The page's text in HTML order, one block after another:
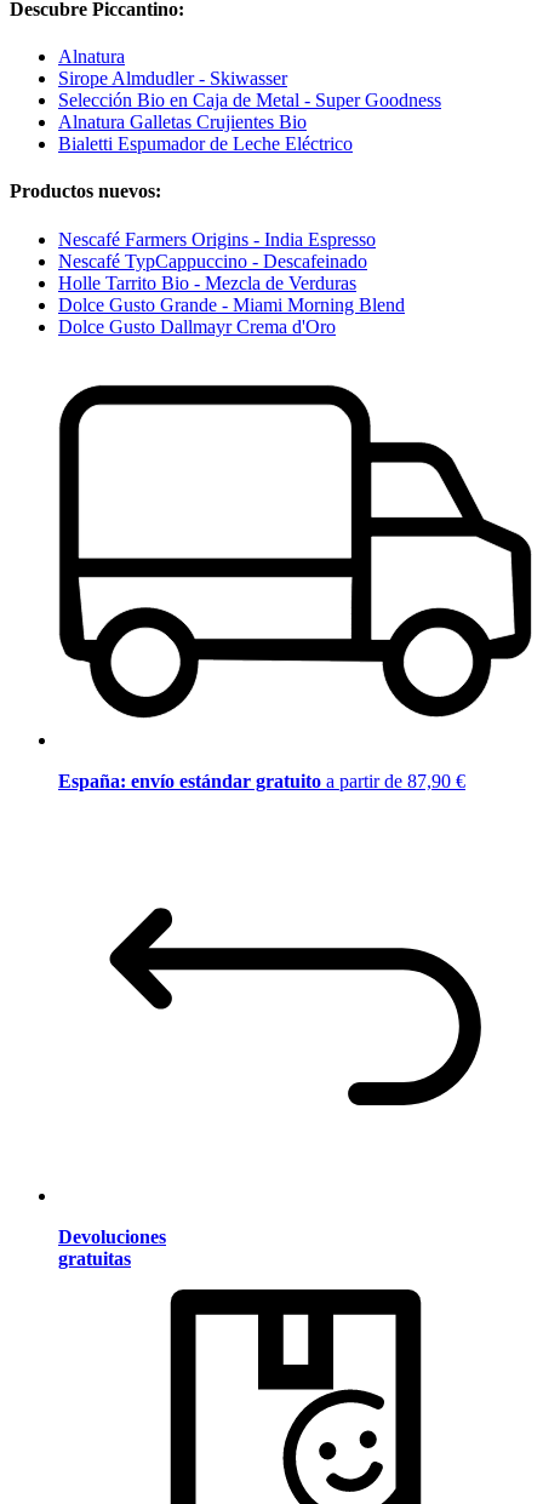
Descubre Piccantino:
Alnatura
Sirope Almdudler - Skiwasser
Selección Bio en Caja de Metal - Super Goodness
Alnatura Galletas Crujientes Bio
Bialetti Espumador de Leche Eléctrico
Productos nuevos:
Nescafé Farmers Origins - India Espresso
Nescafé TypCappuccino - Descafeinado
Holle Tarrito Bio - Mezcla de Verduras
Dolce Gusto Grande - Miami Morning Blend
Dolce Gusto Dallmayr Crema d'Oro
España: envío estándar gratuito a partir de 87,90 €
Devoluciones
gratuitas